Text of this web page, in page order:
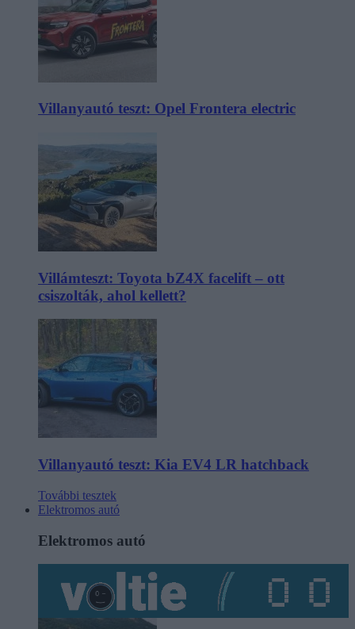
Villanyautó teszt: Opel Frontera electric
Villámteszt: Toyota bZ4X facelift – ott
csiszolták, ahol kellett?
Villanyautó teszt: Kia EV4 LR hatchback
További tesztek
Elektromos autó
Elektromos autó